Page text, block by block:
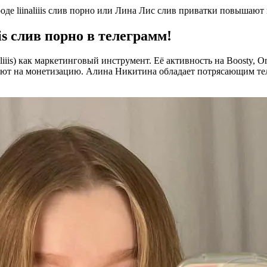
liinaliiis слив порно или Лина Лис слив приватки повышают
порно в телеграмм!
маркетинговый инструмент. Её активность на Boosty,
на монетизацию. Алина Никитина обладает потрясающим